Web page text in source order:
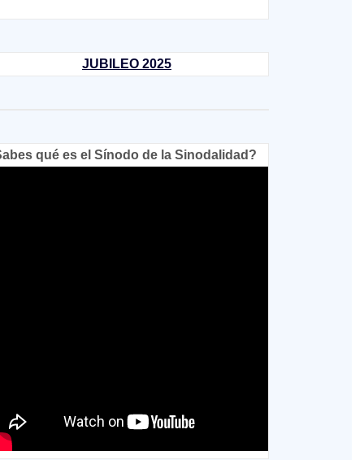
JUBILEO 2025
qué es el Sínodo de la Sinodalidad?